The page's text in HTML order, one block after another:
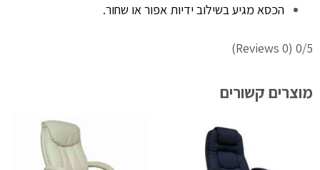
הכסא מגיע בשילוב ידיות אפור או שחור.
0/5
(0 Reviews)
מוצרים קשורים